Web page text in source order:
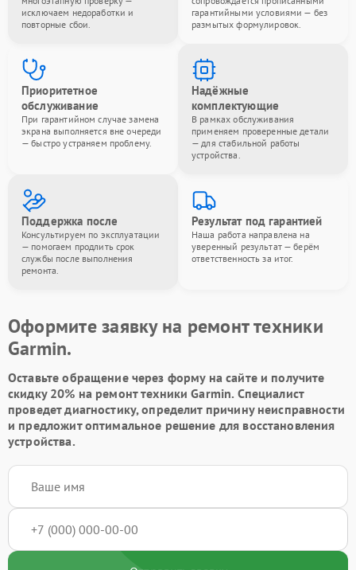
исключаем недоработки и
повторные сбои.
гарантийными условиями — без
размытых формулировок.
Приоритетное
обслуживание
При гарантийном случае замена
экрана выполняется вне очереди
— быстро устраняем проблему.
Надёжные
комплектующие
В рамках обслуживания
применяем проверенные детали
— для стабильной работы
устройства.
Поддержка после
Консультируем по эксплуатации
— помогаем продлить срок
службы после выполнения
ремонта.
Результат под гарантией
Наша работа направлена на
уверенный результат — берём
ответственность за итог.
Оформите заявку на ремонт техники
Garmin.
Оставьте обращение через форму на сайте и получите
скидку 20% на ремонт техники Garmin. Специалист
проведет диагностику, определит причину неисправности
и предложит оптимальное решение для восстановления
устройства.